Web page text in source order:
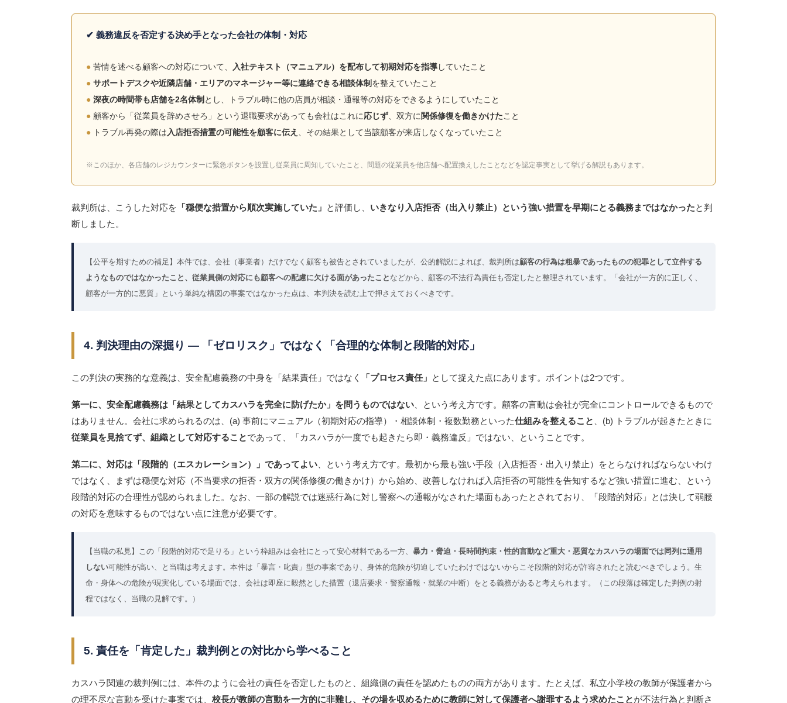
✔ 義務違反を否定する決め手となった会社の体制・対応
● 苦情を述べる顧客への対応について、 入社テキスト（マニュアル）を配布して初期対応を指導していたこと
● サポートデスクや近隣店舗・エリアのマネージャー等に連絡できる相談体制 を整えていたこと
● 深夜の時間帯も店舗を2名体制 とし、トラブル時に他の店員が相談・通報等の対応をできるようにしていたこと
● 顧客から「従業員を辞めさせろ」という退職要求があっても会社はこれに応じず 、双方に 関係修復を働きかけたこと
● トラブル再発の際は 入店拒否措置の可能性を顧客に伝え 、その結果として当該顧客が来店しなくなっていたこと
※このほか、各店舗のレジカウンターに緊急ボタンを設置し従業員に周知していたこと、問題の従業員を他店舗へ配置換えしたことなどを認定事実として挙げる解説もあります。
裁判所は、こうした対応を 「穏便な措置から順次実施していた」 と評価し、 いきなり入店拒否（出入り禁止）という強い措置を早期にとる義務まではなかったと判
断しました。
【公平を期すための補足】本件では、会社（事業者）だけでなく顧客も被告とされていましたが、公的解説によれば、裁判所は顧客の行為は粗暴であったものの犯罪として立件する
ようなものではなかったこと、従業員側の対応にも顧客への配慮に欠ける面があったこと などから、顧客の不法行為責任も否定したと整理されています。「会社が一方的に正しく、
顧客が一方的に悪質」という単純な構図の事案ではなかった点は、本判決を読む上で押さえておくべきです。
4. 判決理由の深掘り ― 「ゼロリスク」ではなく「合理的な体制と段階的対応」
この判決の実務的な意義は、安全配慮義務の中身を「結果責任」ではなく 「プロセス責任」 として捉えた点にあります。ポイントは2つです。
第一に、安全配慮義務は「結果としてカスハラを完全に防げたか」を問うものではない 、という考え方です。顧客の言動は会社が完全にコントロールできるもので
はありません。会社に求められるのは、(a) 事前にマニュアル（初期対応の指導）・相談体制・複数勤務といった仕組みを整えること
、(b) トラブルが起きたときに
従業員を見捨てず、組織として対応することであって、「カスハラが一度でも起きたら即・義務違反」ではない、ということです。
第二に、対応は「段階的（エスカレーション）」であってよい 、という考え方です。最初から最も強い手段（入店拒否・出入り禁止）をとらなければならないわけ
ではなく、まずは穏便な対応（不当要求の拒否・双方の関係修復の働きかけ）から始め、改善しなければ入店拒否の可能性を告知するなど強い措置に進む、という
段階的対応の合理性が認められました。なお、一部の解説では迷惑行為に対し警察への通報がなされた場面もあったとされており、「段階的対応」とは決して弱腰
の対応を意味するものではない点に注意が必要です。
【当職の私見】この「段階的対応で足りる」という枠組みは会社にとって安心材料である一方、 暴力・脅迫・長時間拘束・性的言動など重大・悪質なカスハラの場面では同列に通用
しない可能性が高い、と当職は考えます。本件は「暴言・叱責」型の事案であり、身体的危険が切迫していたわけではないからこそ段階的対応が許容されたと読むべきでしょう。生
命・身体への危険が現実化している場面では、会社は即座に毅然とした措置（退店要求・警察通報・就業の中断）をとる義務があると考えられます。（この段落は確定した判例の射
程ではなく、当職の見解です。）
5. 責任を「肯定した」裁判例との対比から学べること
カスハラ関連の裁判例には、本件のように会社の責任を否定したものと、組織側の責任を認めたものの両方があります。たとえば、私立小学校の教師が保護者から
の理不尽な言動を受けた事案では、 校長が教師の言動を一方的に非難し、その場を収めるために教師に対して保護者へ謝罪するよう求めたことが不法行為と判断さ